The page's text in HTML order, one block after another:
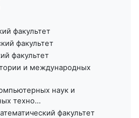
факультет
факультет
факультет
и международных
наук и
техно...
факультет